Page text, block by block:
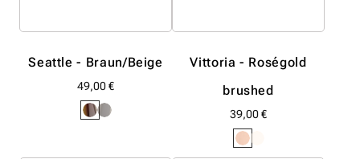
Seattle - Braun/Beige
Normaler
Preis
49,00 €
Vittoria - Roségold
brushed
Normaler
Preis
39,00 €